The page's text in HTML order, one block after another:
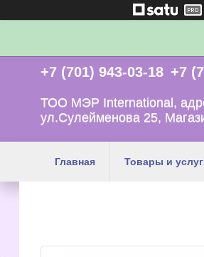
+7 (701) 943-03-18 +7
ТОО МЭР International,
ул.Сулейменова 25,
Главная Товары и